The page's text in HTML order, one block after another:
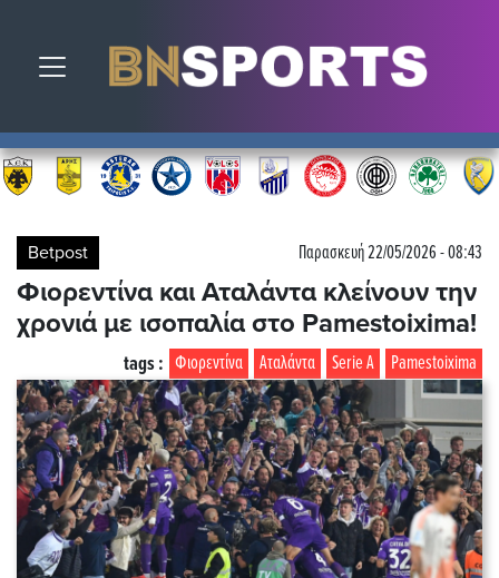
Toggle navigation
Betpost Παρασκευή 22/05/2026 - 08:43
Φιορεντίνα και Αταλάντα κλείνουν την
χρονιά με ισοπαλία στο Pamestoixima!
Pamestoixima
Serie A
Αταλάντα
Φιορεντίνα
tags :